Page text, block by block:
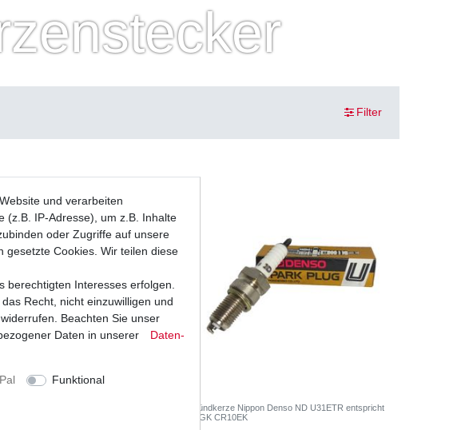
Filter
Zündkerze Nippon Denso ND U31ETR entspricht
NGK CR10EK
und verarbeiten
(z.B. IP-Adresse), um z.B. Inhalte
oder Zugriffe auf unsere
gesetzte Cookies. Wir teilen diese
berechtigten Interesses erfolgen.
Recht, nicht einzuwilligen und
Beachten Sie unser
Daten in unserer
Daten­
Funktional